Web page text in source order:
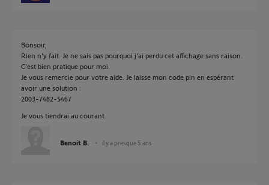
Bonsoir,
Rien n'y fait. Je ne sais pas pourquoi j'ai perdu cet affichage sans raison.
C'est bien pratique pour moi.
Je vous remercie pour votre aide. Je laisse mon code pin en espérant
avoir une solution :
2003-7482-5467
Je vous tiendrai.au courant.
Benoit B. il y a presque 5 ans